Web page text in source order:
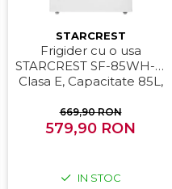
Console & Jocuri
Accesorii console & PC
Console Hardware
Ochelari VR Gaming
Console Jocuri
STARCREST
Frigider cu o usa
STARCREST SF-85WH-E,
Clasa E, Capacitate 85L,
Compartiment gheata, H
82 cm, Alb
669,90 RON
579,90 RON
IN STOC